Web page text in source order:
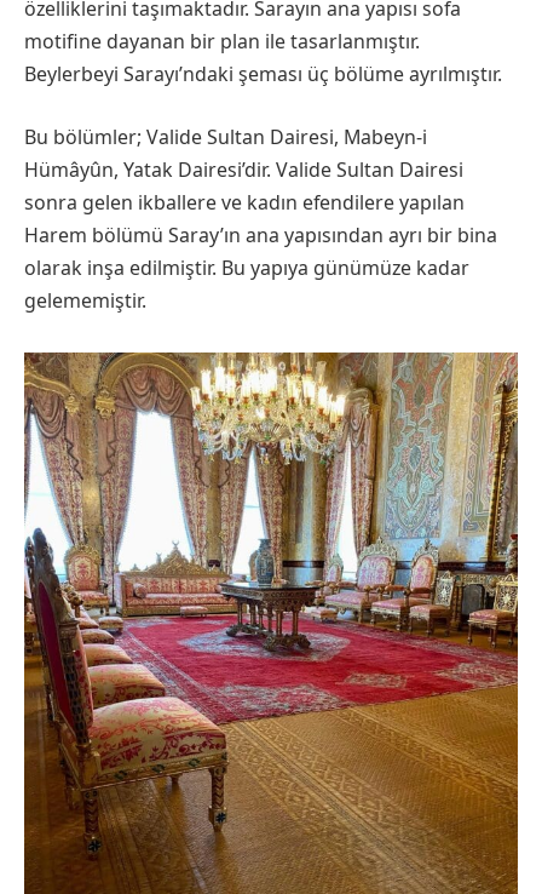
özelliklerini taşımaktadır. Sarayın ana yapısı sofa
motifine dayanan bir plan ile tasarlanmıştır.
Beylerbeyi Sarayı’ndaki şeması üç bölüme ayrılmıştır.
Bu bölümler; Valide Sultan Dairesi, Mabeyn-i
Hümâyûn, Yatak Dairesi’dir. Valide Sultan Dairesi
sonra gelen ikballere ve kadın efendilere yapılan
Harem bölümü Saray’ın ana yapısından ayrı bir bina
olarak inşa edilmiştir. Bu yapıya günümüze kadar
gelememiştir.